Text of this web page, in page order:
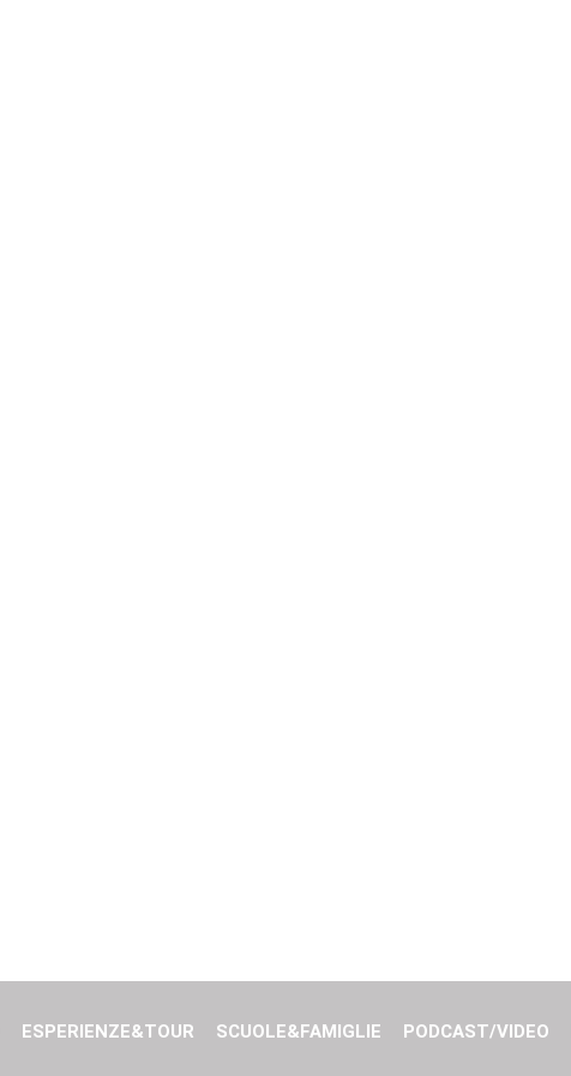
ESPERIENZE&TOUR SCUOLE&FAMIGLIE PODCAST/VIDEO